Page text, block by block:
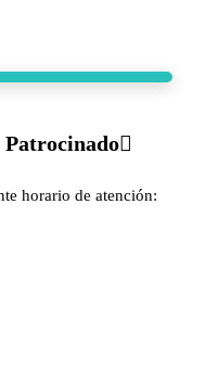
horario de atención: